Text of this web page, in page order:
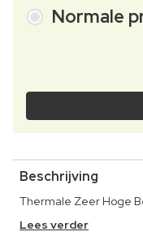
Normale
Beschrijving
Thermale Zeer Hoge
Lees verder